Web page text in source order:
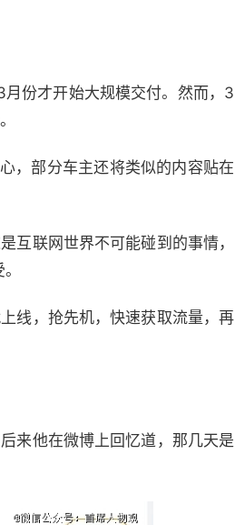
份才开始大规模交付。然而，3
，部分车主还将类似的内容贴在
互联网世界不可能碰到的事情，
线，抢先机，快速获取流量，再
来他在微博上回忆道，那几天是